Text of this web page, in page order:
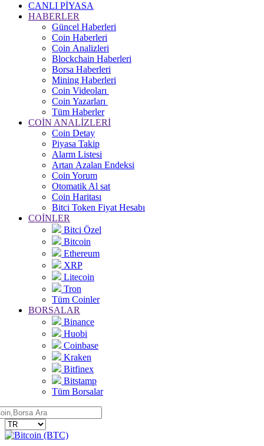
CANLI PİYASA
HABERLER
Güncel Haberleri
Coin Haberleri
Coin Analizleri
Blockchain Haberleri
Borsa Haberleri
Mining Haberleri
Coin Videoları
Coin Yazarları
Tüm Haberler
COİN ANALİZLERİ
Coin Detay
Piyasa Takip
Alarm Listesi
Artan Azalan Endeksi
Coin Yorum
Otomatik Al sat
Coin Haritası
Bitci Token Fiyat Hesabı
COİNLER
Bitci Özel
Bitcoin
Ethereum
XRP
Litecoin
Tron
Tüm Coinler
BORSALAR
Binance
Huobi
Coinbase
Kraken
Bitfinex
Bitstamp
Tüm Borsalar